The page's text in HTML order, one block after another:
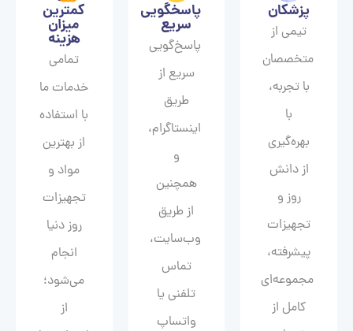
پزشکان
تیمی از
متخصصان
با تجربه،
با
بهره‌گیری
از دانش
روز و
تجهیزات
پیشرفته،
مجموعه‌ای
کامل از
پاسخگویی
سریع
پاسخ‌گویی
سریع از
طریق
اینستاگرام،
و
همچنین
از طریق
وب‌سایت،
تماس
تلفنی یا
واتساپ
کمترین
میزان
هزینه
تمامی
خدمات ما
با استفاده
از بهترین
مواد و
تجهیزات
روز دنیا
انجام
می‌شود؛
از